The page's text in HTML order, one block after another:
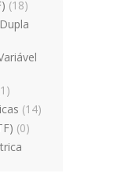
(18)
(14)
(0)